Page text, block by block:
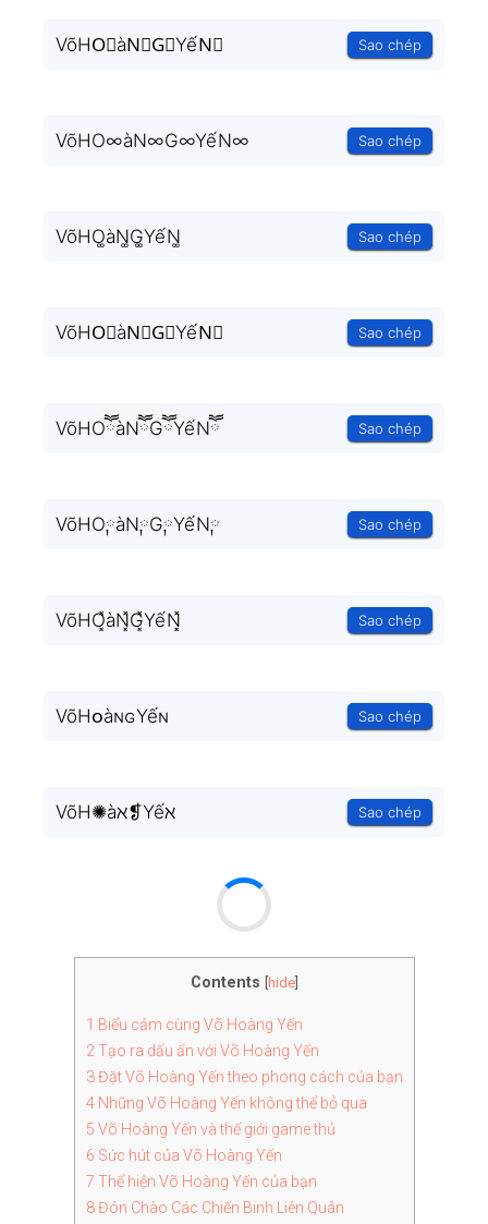
VõHO⃒àN⃒G⃒YếN⃒ Sao chép
VõHO∞àN∞G∞YếN∞ Sao chép
VõHO͚àN͚G͚YếN͚ Sao chép
VõHO⃒àN⃒G⃒YếN⃒ Sao chép
VõHOཽàNཽGཽYếNཽ Sao chép
VõHO༙àN༙G༙YếN༙ Sao chép
VõHO͓̽àN͓̽G͓̽YếN͓̽ Sao chép
VõHᴏàɴɢYếɴ Sao chép
VõH✺àℵ❡Yếℵ Sao chép
Contents hide]
1 Biểu cảm cùng Võ Hoàng Yến
2Tạo ra dấu ấn với Võ Hoàng Yến
3Đặt Võ Hoàng Yến theo phong cách của bạn
4Những Võ Hoàng Yến không thể bỏ qua
5 Võ Hoàng Yến và thế giới game thủ
6 Sức hút của Võ Hoàng Yến
7 Thể hiện Võ Hoàng Yến của bạn
8Đón Chào Các Chiến Binh Liên Quân